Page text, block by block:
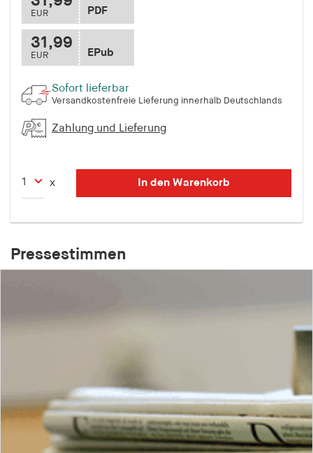
EUR PDF
31,99
EUR EPub
Sofort lieferbar
Versandkostenfreie Lieferung innerhalb Deutschlands
Zahlung und Lieferung
x In den Warenkorb
Pressestimmen